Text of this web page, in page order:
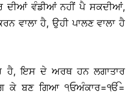
ਦੀਆਂ ਵੰਡੀਆਂ ਨਹੀਂ ਪੈ ਸਕਦੀਆਂ,
ਵਾਲਾ ਹੈ, ਉਹੀ ਪਾਲਣ ਵਾਲਾ ਹੈ
ਹੈ, ਇਸ ਦੇ ਅਰਥ ਹਨ ਲਗਾਤਾਰ
ਕੇ ਬਣ ਗਿਆ ੧ਓਅੰਕਾਰ=ੴ=